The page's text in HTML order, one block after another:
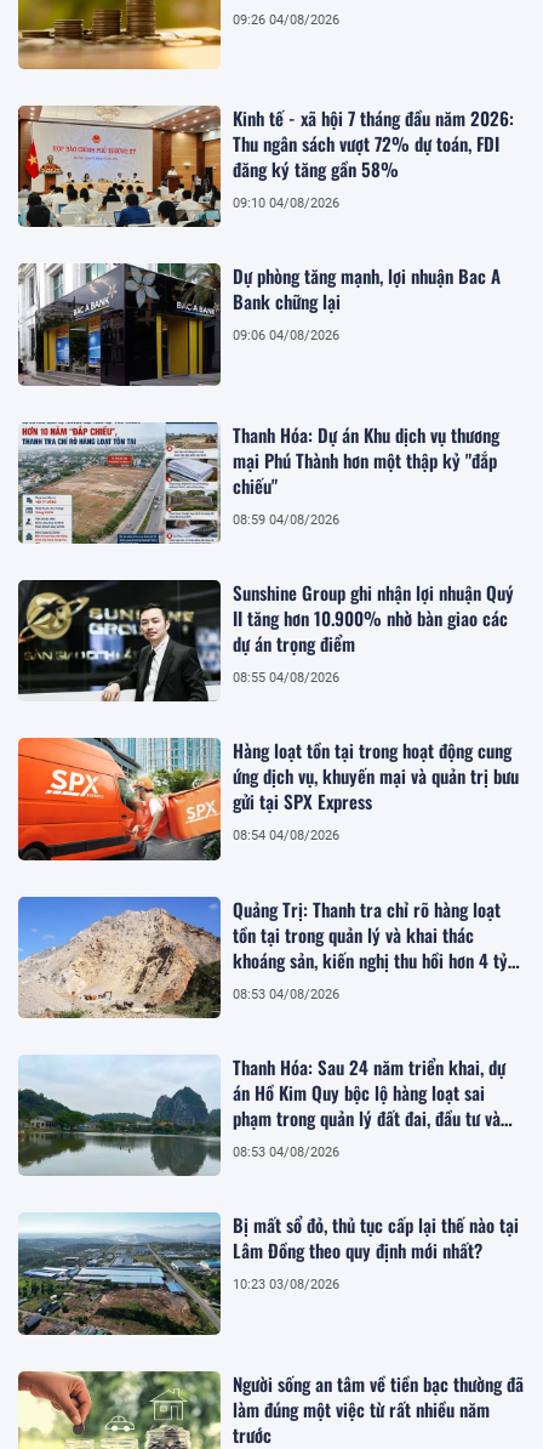
09:26 04/08/2026
Kinh tế - xã hội 7 tháng đầu năm 2026:
Thu ngân sách vượt 72% dự toán, FDI
đăng ký tăng gần 58%
09:10 04/08/2026
Dự phòng tăng mạnh, lợi nhuận Bac A
Bank chững lại
09:06 04/08/2026
Thanh Hóa: Dự án Khu dịch vụ thương
mại Phú Thành hơn một thập kỷ "đắp
chiếu"
08:59 04/08/2026
Sunshine Group ghi nhận lợi nhuận Quý
II tăng hơn 10.900% nhờ bàn giao các
dự án trọng điểm
08:55 04/08/2026
Hàng loạt tồn tại trong hoạt động cung
ứng dịch vụ, khuyến mại và quản trị bưu
gửi tại SPX Express
08:54 04/08/2026
Quảng Trị: Thanh tra chỉ rõ hàng loạt
tồn tại trong quản lý và khai thác
khoáng sản, kiến nghị thu hồi hơn 4 tỷ
đồng
08:53 04/08/2026
Thanh Hóa: Sau 24 năm triển khai, dự
án Hồ Kim Quy bộc lộ hàng loạt sai
phạm trong quản lý đất đai, đầu tư và
quy hoạch
08:53 04/08/2026
Bị mất sổ đỏ, thủ tục cấp lại thế nào tại
Lâm Đồng theo quy định mới nhất?
10:23 03/08/2026
Người sống an tâm về tiền bạc thường đã
làm đúng một việc từ rất nhiều năm
trước